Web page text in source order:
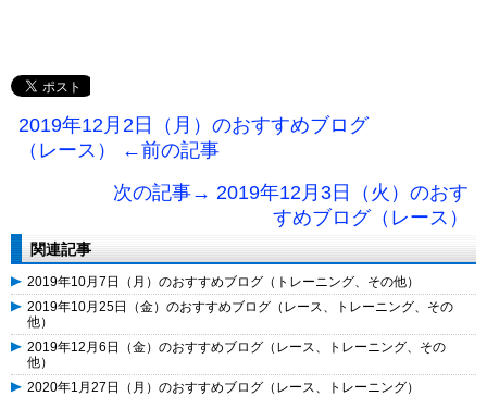
2019年12月2日（月）のおすすめブログ
（レース） ←前の記事
次の記事→ 2019年12月3日（火）のおす
すめブログ（レース）
関連記事
2019年10月7日（月）のおすすめブログ（トレーニング、その他）
2019年10月25日（金）のおすすめブログ（レース、トレーニング、その
他）
2019年12月6日（金）のおすすめブログ（レース、トレーニング、その
他）
2020年1月27日（月）のおすすめブログ（レース、トレーニング）